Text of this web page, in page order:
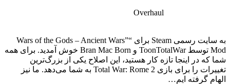
Overhaul
به سایت رسمی Steam برای “Wars of the Gods – Ancient Wars”
Mod توسط ToonTotalWar و Bran Mac Born خوش آمدید. برای همه
شما که در اینجا تازه کار هستید، این اصلاح یکی از بزرگ‌ترین
تغییرات را برای بازی Total War: Rome 2 به شما می‌دهد. ما نیز
الهام گرفته ایم…